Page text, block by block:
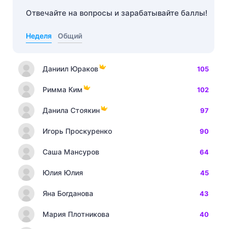
Отвечайте на вопросы и зарабатывайте баллы!
Неделя Общий
Даниил Юраков 105
Римма Ким 102
Данила Стоякин 97
Игорь Проскуренко 90
Саша Мансуров 64
Юлия Юлия 45
Яна Богданова 43
Мария Плотникова 40